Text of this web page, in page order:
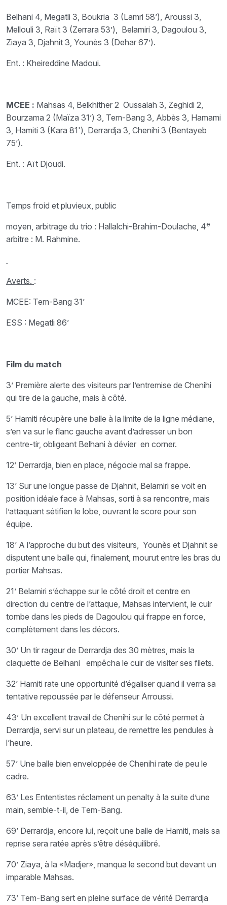
Belhani 4, Megatli 3, Boukria 3 (Lamri 58’), Aroussi 3,
Mellouli 3, Raït 3 (Zerrara 53’), Belamiri 3, Dagoulou 3,
Ziaya 3, Djahnit 3, Younès 3 (Dehar 67’).
Ent. : Kheireddine Madoui.
MCEE : Mahsas 4, Belkhither 2 Oussalah 3, Zeghidi 2,
Bourzama 2 (Maïza 31’) 3, Tem-Bang 3, Abbès 3, Hamami
3, Hamiti 3 (Kara 81'), Derrardja 3, Chenihi 3 (Bentayeb
75’).
Ent. : Aït Djoudi.
Temps froid et pluvieux, public
moyen, arbitrage du trio : Hallalchi-Brahim-Doulache, 4e
arbitre : M. Rahmine.
Averts. :
MCEE: Tem-Bang 31’
ESS : Megatli 86’
Film du match
3’ Première alerte des visiteurs par l’entremise de Chenihi
qui tire de la gauche, mais à côté.
5’ Hamiti récupère une balle à la limite de la ligne médiane,
s’en va sur le flanc gauche avant d’adresser un bon
centre-tir, obligeant Belhani à dévier en corner.
12’ Derrardja, bien en place, négocie mal sa frappe.
13’ Sur une longue passe de Djahnit, Belamiri se voit en
position idéale face à Mahsas, sorti à sa rencontre, mais
l’attaquant sétifien le lobe, ouvrant le score pour son
équipe.
18’ A l’approche du but des visiteurs, Younès et Djahnit se
disputent une balle qui, finalement, mourut entre les bras du
portier Mahsas.
21’ Belamiri s’échappe sur le côté droit et centre en
direction du centre de l’attaque, Mahsas intervient, le cuir
tombe dans les pieds de Dagoulou qui frappe en force,
complètement dans les décors.
30’ Un tir rageur de Derrardja des 30 mètres, mais la
claquette de Belhani empêcha le cuir de visiter ses filets.
32’ Hamiti rate une opportunité d’égaliser quand il verra sa
tentative repoussée par le défenseur Arroussi.
43’ Un excellent travail de Chenihi sur le côté permet à
Derrardja, servi sur un plateau, de remettre les pendules à
l’heure.
57’ Une balle bien enveloppée de Chenihi rate de peu le
cadre.
63’ Les Ententistes réclament un penalty à la suite d’une
main, semble-t-il, de Tem-Bang.
69’ Derrardja, encore lui, reçoit une balle de Hamiti, mais sa
reprise sera ratée après s’être déséquilibré.
70’ Ziaya, à la «Madjer», manqua le second but devant un
imparable Mahsas.
73’ Tem-Bang sert en pleine surface de vérité Derrardja